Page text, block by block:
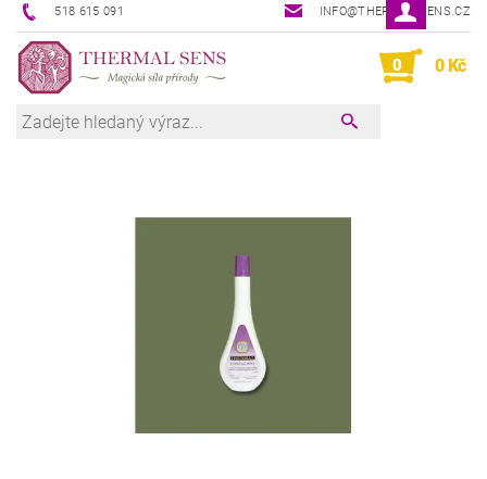
518 615 091 INFO@THERMAL-SENS.CZ
0 0 Kč